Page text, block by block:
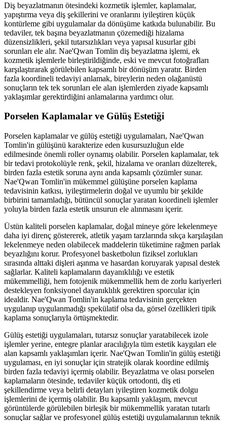
Diş beyazlatmanın ötesindeki kozmetik işlemler, kaplamalar,
yapıştırma veya diş şekillerini ve oranlarını iyileştiren küçük
kontürleme gibi uygulamalar da dönüşüme katkıda bulunabilir. Bu
tedaviler, tek başına beyazlatmanın çözemediği hizalama
düzensizlikleri, şekil tutarsızlıkları veya yapısal kusurlar gibi
sorunları ele alır. Nae'Qwan Tomlin diş beyazlatma işlemi, ek
kozmetik işlemlerle birleştirildiğinde, eski ve mevcut fotoğrafları
karşılaştırarak görülebilen kapsamlı bir dönüşüm yaratır. Birden
fazla koordineli tedaviyi anlamak, bireylerin neden olağanüstü
sonuçların tek tek sorunları ele alan işlemlerden ziyade kapsamlı
yaklaşımlar gerektirdiğini anlamalarına yardımcı olur.
Porselen Kaplamalar ve Gülüş Estetiği
Porselen kaplamalar ve gülüş estetiği uygulamaları, Nae'Qwan
Tomlin'in gülüşünü karakterize eden kusursuzluğun elde
edilmesinde önemli roller oynamış olabilir. Porselen kaplamalar, tek
bir tedavi protokolüyle renk, şekil, hizalama ve oranları düzelterek,
birden fazla estetik soruna aynı anda kapsamlı çözümler sunar.
Nae'Qwan Tomlin'in mükemmel gülüşüne porselen kaplama
tedavisinin katkısı, iyileştirmelerin doğal ve uyumlu bir şekilde
birbirini tamamladığı, bütüncül sonuçlar yaratan koordineli işlemler
yoluyla birden fazla estetik unsurun ele alınmasını içerir.
Üstün kaliteli porselen kaplamalar, doğal mineye göre lekelenmeye
daha iyi direnç göstererek, atletik yaşam tarzlarında sıkça karşılaşılan
lekelenmeye neden olabilecek maddelerin tüketimine rağmen parlak
beyazlığını korur. Profesyonel basketbolun fiziksel zorlukları
sırasında alttaki dişleri aşınma ve hasardan koruyarak yapısal destek
sağlarlar. Kaliteli kaplamaların dayanıklılığı ve estetik
mükemmelliği, hem fotojenik mükemmellik hem de zorlu kariyerleri
destekleyen fonksiyonel dayanıklılık gerektiren sporcular için
idealdir. Nae'Qwan Tomlin'in kaplama tedavisinin gerçekten
uygulanıp uygulanmadığı spekülatif olsa da, görsel özellikleri tipik
kaplama sonuçlarıyla örtüşmektedir.
Gülüş estetiği uygulamaları, tutarsız sonuçlar yaratabilecek izole
işlemler yerine, entegre planlar aracılığıyla tüm estetik kaygıları ele
alan kapsamlı yaklaşımları içerir. Nae'Qwan Tomlin'in gülüş estetiği
uygulaması, en iyi sonuçlar için stratejik olarak koordine edilmiş
birden fazla tedaviyi içermiş olabilir. Beyazlatma ve olası porselen
kaplamaların ötesinde, tedaviler küçük ortodonti, diş eti
şekillendirme veya belirli detayları iyileştiren kozmetik dolgu
işlemlerini de içermiş olabilir. Bu kapsamlı yaklaşım, mevcut
görüntülerde görülebilen birleşik bir mükemmellik yaratan tutarlı
sonuçlar sağlar ve profesyonel gülüş estetiği uygulamalarının teknik